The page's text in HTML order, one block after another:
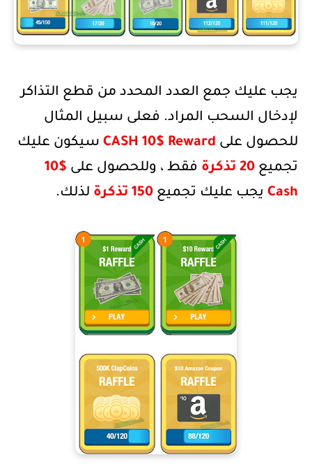
يجب عليك جمع العدد المحدد من قطع التذاكر
لإدخال السحب المراد. فعلى سبيل المثال
للحصول على CASH 10$ Reward سيكون عليك
تجميع 20 تذكرة فقط ، وللحصول على 10$
Cash يجب عليك تجميع 150 تذكرة لذلك.